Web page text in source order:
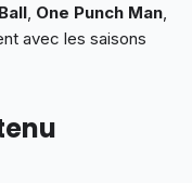
One Punch Man
avec les saisons